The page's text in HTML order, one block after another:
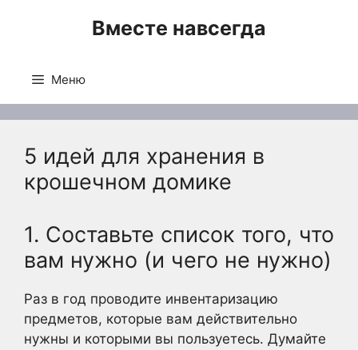
Вместе навсегда
Меню
5 идей для хранения в
крошечном домике
1. Составьте список того, что
вам нужно (и чего не нужно)
Раз в год проводите инвентаризацию
предметов, которые вам действительно
нужны и которыми вы пользуетесь. Думайте